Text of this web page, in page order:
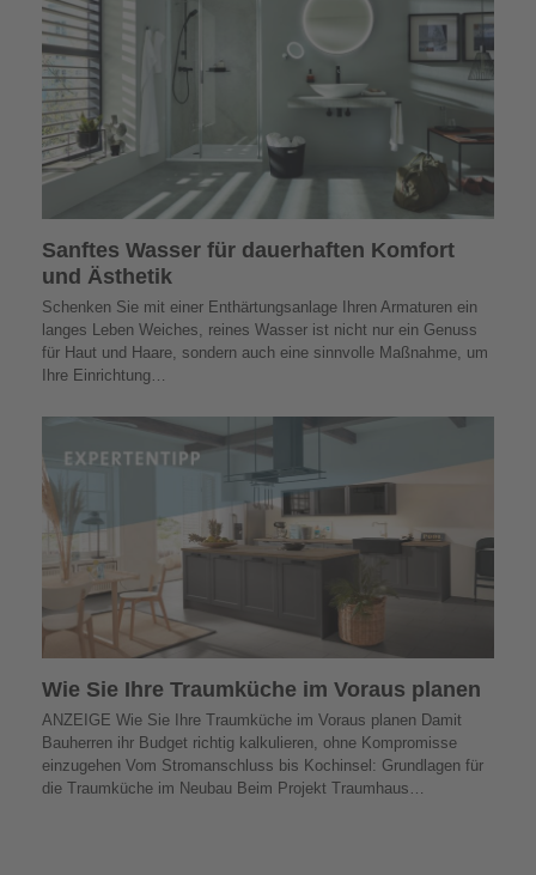
Sanftes Wasser für dauerhaften Komfort
und Ästhetik
Schenken Sie mit einer Enthärtungsanlage Ihren Armaturen ein
langes Leben Weiches, reines Wasser ist nicht nur ein Genuss
für Haut und Haare, sondern auch eine sinnvolle Maßnahme, um
Ihre Einrichtung…
Wie Sie Ihre Traumküche im Voraus planen
ANZEIGE Wie Sie Ihre Traumküche im Voraus planen Damit
Bauherren ihr Budget richtig kalkulieren, ohne Kompromisse
einzugehen Vom Stromanschluss bis Kochinsel: Grundlagen für
die Traumküche im Neubau Beim Projekt Traumhaus…